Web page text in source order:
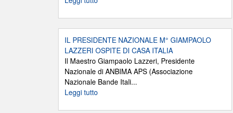
IL PRESIDENTE NAZIONALE M° GIAMPAOLO
LAZZERI OSPITE DI CASA ITALIA
Il Maestro Giampaolo Lazzeri, Presidente
Nazionale di ANBIMA APS (Associazione
Nazionale Bande Itali...
Leggi tutto